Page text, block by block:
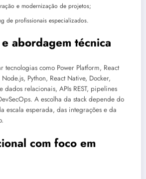
e modernização de projetos;
de profissionais especializados.
abordagem técnica
tecnologias como Power Platform, React
Python, React Native, Docker,
dados relacionais, APIs REST, pipelines
A escolha da stack depende do
escala esperada, das integrações e da
com foco em